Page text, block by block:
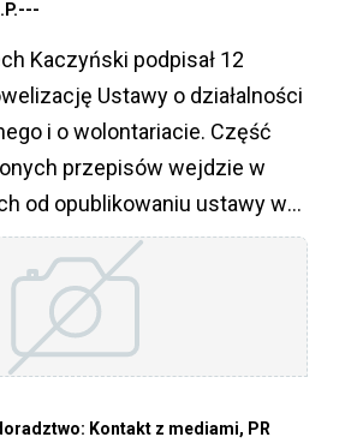
Kaczyński podpisał 12
Ustawy o działalności
i o wolontariacie. Część
przepisów wejdzie w
od opublikowaniu ustawy w
Kontakt z mediami, PR